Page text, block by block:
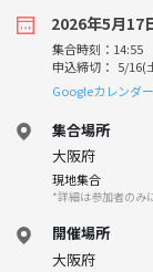
2026年5月17
集合時刻：14:55
申込締切： 5/16(
Googleカレンダ
集合場所
大阪府
現地集合
*詳細は参加者のみ
開催場所
大阪府